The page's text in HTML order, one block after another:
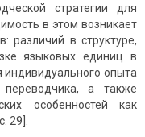
стратегии для
в этом возникает
различий в структуре,
языковых единиц в
опыта
а также
особенностей как
29].